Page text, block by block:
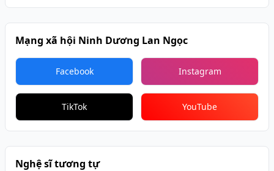
Mạng xã hội Ninh Dương Lan Ngọc
Facebook Instagram
TikTok YouTube
Nghệ sĩ tương tự